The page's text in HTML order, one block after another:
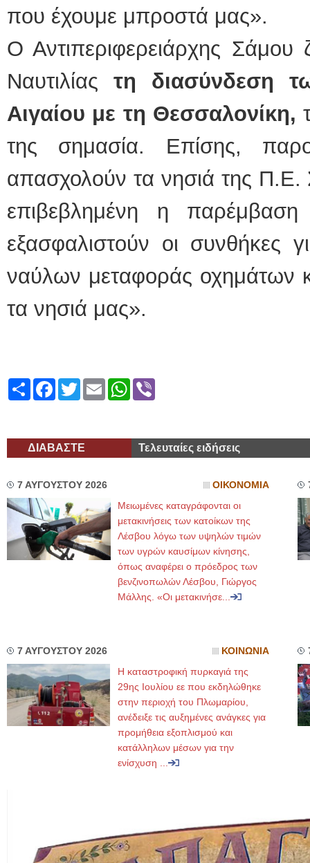
που έχουμε μπροστά μας».
Ο Αντιπεριφερειάρχης
Ναυτιλίας τη διασύνδεση
Αιγαίου με τη Θεσσαλονίκη,
της σημασία. Επίσης,
απασχολούν τα νησιά της Π.Ε.
επιβεβλημένη η
εξασφαλιστούν οι συνθήκες
ναύλων μεταφοράς οχημάτων
τα νησιά μας».
ShareFacebook
TwitterEmailWhatsApp
ΔΙΑΒΑΣΤΕ Τελευταίες ειδήσεις
7 ΑΥΓΟΥΣΤΟΥ 2026 ΟΙΚΟΝΟΜΙΑ
Μειωμένες καταγράφονται οι
μετακινήσεις των κατοίκων της
Λέσβου λόγω των υψηλών τιμών
των υγρών καυσίμων κίνησης,
όπως αναφέρει ο πρόεδρος των
βενζινοπωλών Λέσβου, Γιώργος
Μάλλης. «Οι μετακινήσε...
7 ΑΥΓΟΥΣΤΟΥ 2026 ΚΟΙΝΩΝΙΑ
Η καταστροφική πυρκαγιά της
29ης Ιουλίου εε που εκδηλώθηκε
στην περιοχή του Πλωμαρίου,
ανέδειξε τις αυξημένες ανάγκες για
προμήθεια εξοπλισμού και
κατάλληλων μέσων για την
ενίσχυση ...